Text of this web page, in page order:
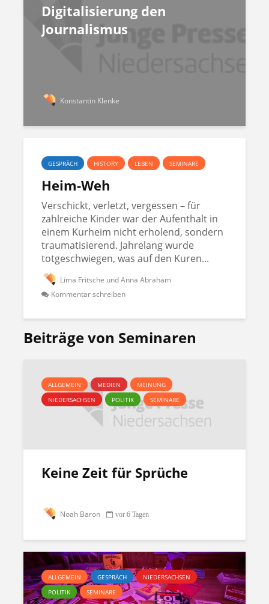
Digitalisierung den
Journalismus
Konstantin Klenke
GESPRÄCH HISTORY LEBEN SEMINARE
Heim-Weh
Verschickt, verletzt, vergessen – für
zahlreiche Kinder war der Aufenthalt in
einem Kurheim nicht erholend, sondern
traumatisierend. Jahrelang wurde
totgeschwiegen, was auf den Kuren...
Lima Fritsche und Anna Abraham
Kommentar schreiben
Beiträge von Seminaren
ALLGEMEIN MEDIEN
MEINUNG
NIEDERSACHSEN
POLITIK SEMINARE
Keine Zeit für Sprüche
Noah Baron vor 6 Tagen
ALLGEMEIN GESPRÄCH
NIEDERSACHSEN
POLITIK
SEMINARE